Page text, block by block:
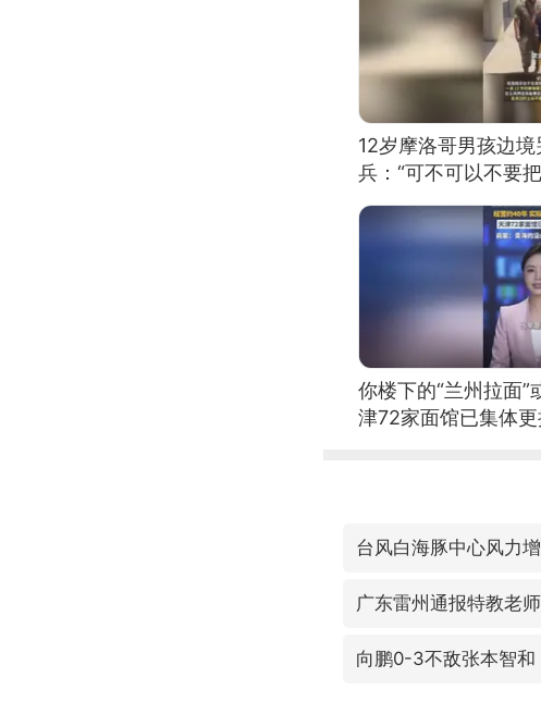
12岁摩洛哥男孩边
兵：“可不可以不要
你楼下的“兰州拉面”
津72家面馆已集体
台风白海豚中心风力
广东雷州通报特教老
向鹏0-3不敌张本智和